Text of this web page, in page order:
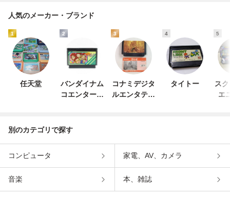
人気のメーカー・ブランド
1
任天堂
2
バンダイナム
コエンターテ
3
コナミデジタ
ルエンタテイ
4
タイトー
5
ス
エ
別のカテゴリで探す
コンピュータ 家電、AV、カメラ
音楽 本、雑誌